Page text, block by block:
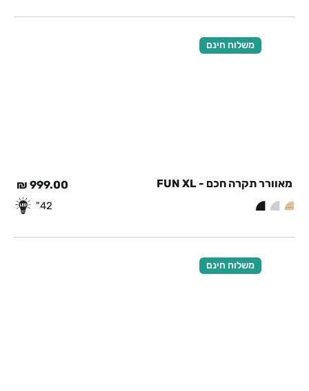
משלוח חינם
מאוורר תקרה חכם - FUN XL 999.00
₪
42"
משלוח חינם